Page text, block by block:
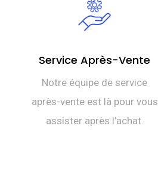
Service Après-Vente
Notre équipe de service
après-vente est là pour vous
assister après l’achat.